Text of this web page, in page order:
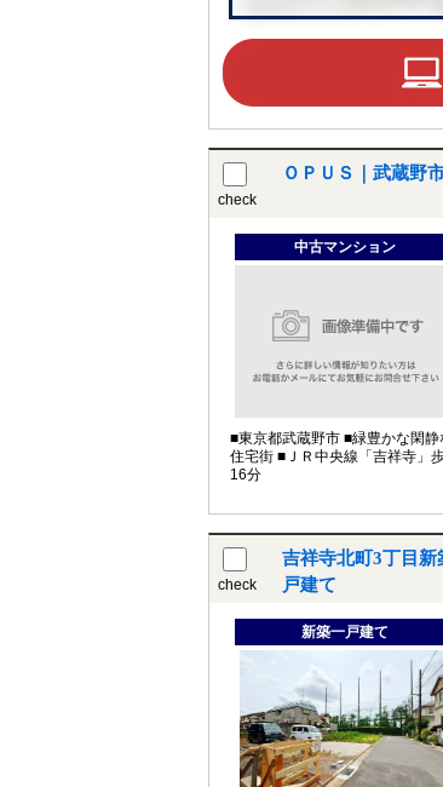
check
ＯＰＵＳ｜武蔵野
中古マンション
■東京都武蔵野市 ■緑豊かな閑静
住宅街 ■ＪＲ中央線「吉祥寺」
16分
check
吉祥寺北町3丁目
戸建て
新築一戸建て